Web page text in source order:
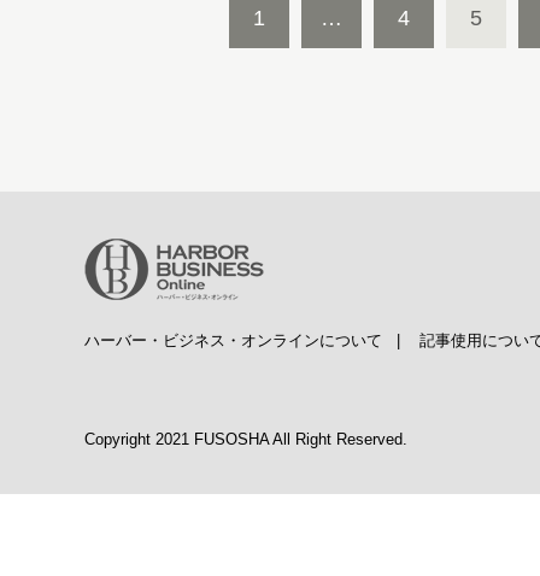
1 … 4 5
ハーバー・ビジネス・オンラインについて 記事使用につい
Copyright 2021 FUSOSHA All Right Reserved.